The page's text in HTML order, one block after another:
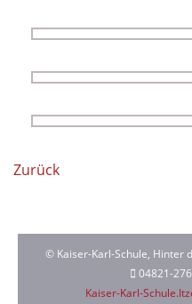
Zurück
© Kaiser-Karl-Schule, Hinter
04821-
Kaiser-Karl-